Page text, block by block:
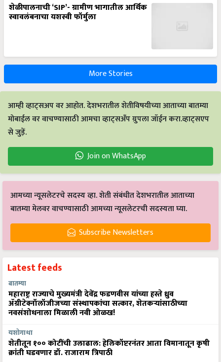
शेळीपालनाची ‘SIP’- ग्रामीण भागातील आर्थिक
स्वावलंबनाचा यशस्वी फॉर्मुला
More Stories
आम्ही व्हाट्सअप वर आहोत. देशभरातील शेतीविषयीच्या आताच्या बातम्या
मोबाईल वर वाचण्यासाठी आमचा व्हाट्सअँप ग्रुपला जॉईन करा.व्हाट्सएप
से जुड़ें.
Join on WhatsApp
आमच्या न्यूसलेटरचे सदस्य व्हा. शेती संबंधीत देशभरातील आताच्या
बातम्या मेलवर वाचण्यासाठी आमच्या न्यूसलेटरची सदस्यता घ्या.
Subscribe Newsletters
Latest feeds
बातम्या
महाराष्ट्र राज्याचे मुख्यमंत्री देवेंद्र फडणवीस यांच्या हस्ते ध्रुव
ॲग्रीटेक्नॉलॉजीजच्या संस्थापकांचा सत्कार, शेतकऱ्यांसाठीच्या
नवसंशोधनाला मिळाली नवी ओळख!
यशोगाथा
शेतीतून १०० कोटींची उलाढाल: हेलिकॉप्टरनंतर आता विमानातून कृषी
क्रांती घडवणार डॉ. राजाराम त्रिपाठी